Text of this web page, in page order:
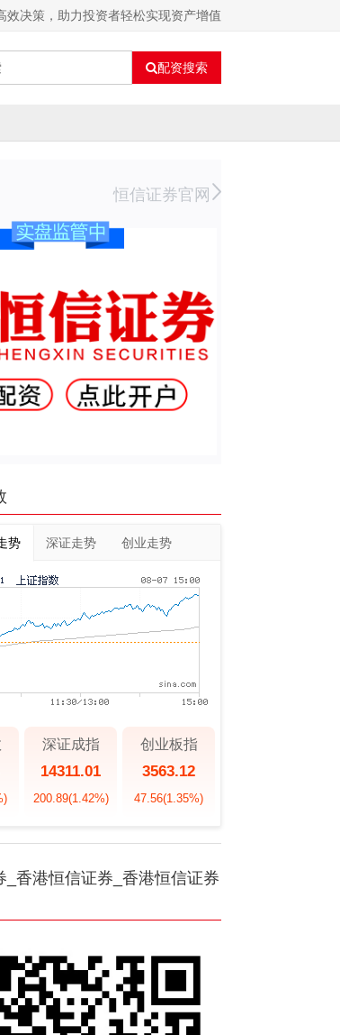
效决策，助力投资者轻松实现资产增值
配资搜索
恒信证券官网
势 深证走势 创业走势
深证成指
14311.01
200.89(1.42%)
创业板指
3563.12
47.56(1.35%)
_香港恒信证券_香港恒信证券